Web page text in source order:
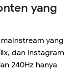
yang
yang
dan Instagram
240Hz hanya